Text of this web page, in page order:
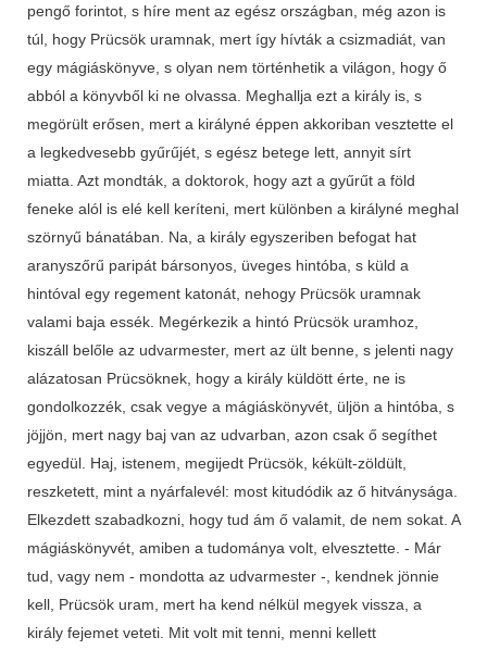
pengő forintot, s híre ment az egész országban, még azon is
túl, hogy Prücsök uramnak, mert így hívták a csizmadiát, van
egy mágiáskönyve, s olyan nem történhetik a világon, hogy ő
abból a könyvből ki ne olvassa. Meghallja ezt a király is, s
megörült erősen, mert a királyné éppen akkoriban vesztette el
a legkedvesebb gyűrűjét, s egész betege lett, annyit sírt
miatta. Azt mondták, a doktorok, hogy azt a gyűrűt a föld
feneke alól is elé kell keríteni, mert különben a királyné meghal
szörnyű bánatában. Na, a király egyszeriben befogat hat
aranyszőrű paripát bársonyos, üveges hintóba, s küld a
hintóval egy regement katonát, nehogy Prücsök uramnak
valami baja essék. Megérkezik a hintó Prücsök uramhoz,
kiszáll belőle az udvarmester, mert az ült benne, s jelenti nagy
alázatosan Prücsöknek, hogy a király küldött érte, ne is
gondolkozzék, csak vegye a mágiáskönyvét, üljön a hintóba, s
jöjjön, mert nagy baj van az udvarban, azon csak ő segíthet
egyedül. Haj, istenem, megijedt Prücsök, kékült-zöldült,
reszketett, mint a nyárfalevél: most kitudódik az ő hitványsága.
Elkezdett szabadkozni, hogy tud ám ő valamit, de nem sokat. A
mágiáskönyvét, amiben a tudománya volt, elvesztette. - Már
tud, vagy nem - mondotta az udvarmester -, kendnek jönnie
kell, Prücsök uram, mert ha kend nélkül megyek vissza, a
király fejemet veteti. Mit volt mit tenni, menni kellett